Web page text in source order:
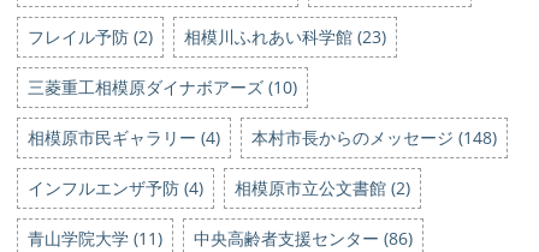
フレイル予防 (2) 相模川ふれあい科学館 (23)
三菱重工相模原ダイナボアーズ (10)
相模原市民ギャラリー (4) 本村市長からのメッセージ (148)
インフルエンザ予防 (4) 相模原市立公文書館 (2)
青山学院大学 (11) 中央高齢者支援センター (86)